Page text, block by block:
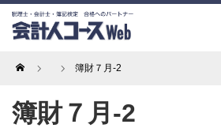
Home 簿財７月-2
簿財７月-2